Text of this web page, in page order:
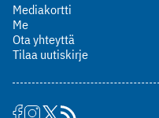
Mediakortti
Me
Ota yhteyttä
Tilaa uutiskirje